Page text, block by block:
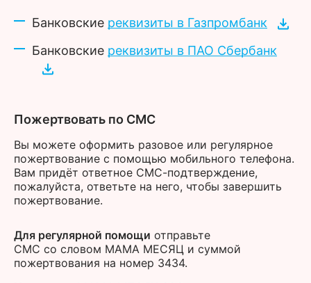
Банковские реквизиты в Газпромбанк
Банковские реквизиты в ПАО Сбербанк
Пожертвовать по СМС
Вы можете оформить разовое или регулярное
пожертвование с помощью мобильного телефона.
Вам придёт ответное СМС-подтверждение,
пожалуйста, ответьте на него, чтобы завершить
пожертвование.
Для регулярной помощи отправьте
СМС со словом МАМА МЕСЯЦ и суммой
пожертвования на номер 3434.